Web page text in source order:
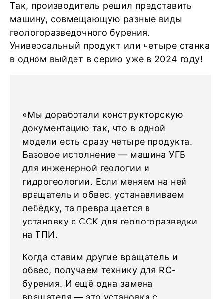
Так, производитель решил представить
машину, совмещающую разные виды
геологоразведочного бурения.
Универсальный продукт или четыре станка
в одном выйдет в серию уже в 2024 году!
«Мы доработали конструкторскую
документацию так, что в одной
модели есть сразу четыре продукта.
Базовое исполнение — машина УГБ
для инженерной геологии и
гидрогеологии. Если меняем на ней
вращатель и обвес, устанавливаем
лебёдку, та превращается в
установку с ССК для геологоразведки
на ТПИ.
Когда ставим другие вращатель и
обвес, получаем технику для RC-
бурения. И ещё одна замена
вращателя — это установка с